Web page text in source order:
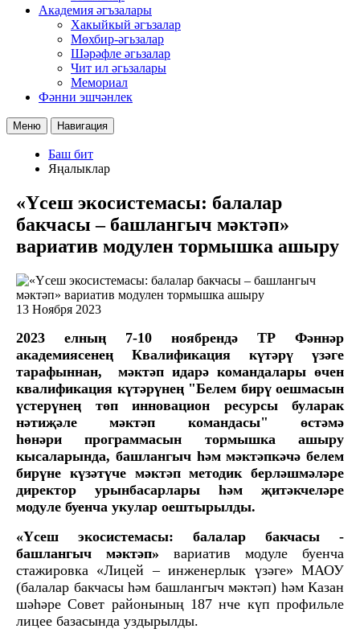
Академия әгъзалары
Хакыйкый әгъзалар
Мөхбир-әгьзалар
Шәрәфле әгьзалар
Чит ил әгьзалары
Мемориал
Фәнни эшчәнлек
Меню Навигация
Баш бит
Яңалыклар
«Үсеш экосистемасы: балалар
бакчасы – башлангыч мәктәп»
вариатив модулен тормышка ашыру
13 Ноября 2023
2023 елның 7-10 ноябрендә ТР Фәннәр
академиясенең Квалификация күтәрү үзәге
тарафыннан, мәктәп идарә командалары өчен
квалификация күтәрүнең "Белем бирү оешмасын
үстерүнең төп инновацион ресурсы буларак
нәтиҗәле мәктәп командасы" өстәмә
һөнәрипрограммасын тормышка ашыру
кысаларында, башлангыч һәм мәктәпкәчә белем
бирүне күзәтүче мәктәп методик берләшмәләре
директор урынбасарлары һәм җитәкчеләре
модуле буенча укулар оештырылды.
«Үсеш экосистемасы: балалар бакчасы -
башлангыч мәктәп» вариатив модуле буенча
стажировка «Лицей – инженерлык үзәге» МАОУ
(балалар бакчасы һәм башлангыч мәктәп) һәм Казан
шәһәре Совет районының 187 нче күп профильле
лицее базасында уздырылды.